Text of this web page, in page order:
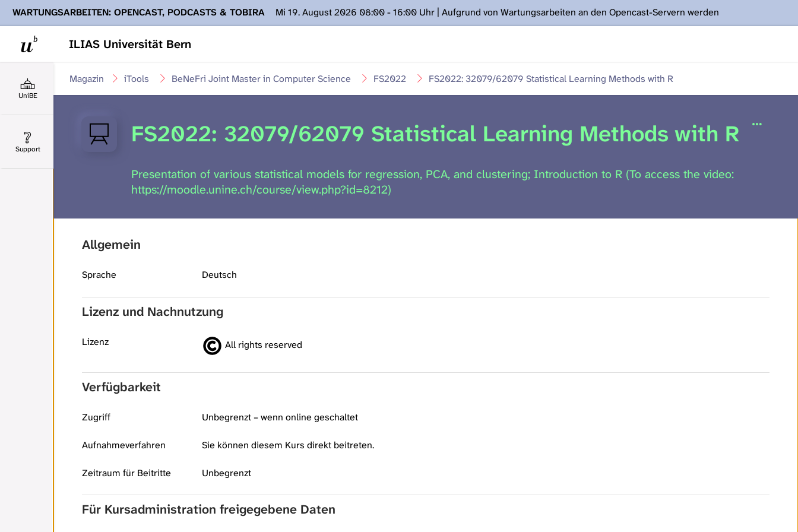
ILIAS Universität Bern
WARTUNGSARBEITEN: OPENCAST, PODCASTS & TOBIRA
Mi 19. August 2026 08:00 - 16:00 Uhr | Aufgrund von Wartungsarbeiten an den Opencast-Servern werden
Ihnen Podcasts, Opencast-Videos und Tobira nicht zur Verfügung stehen. Kontakt: www.podcast.unibe.ch
UniBE
Support
FS2022: 32079/62079 Statistical Learning Methods with R
FS2022
BeNeFri Joint Master in Computer Science
iTools
Magazin
FS2022: 32079/62079 Statistical Learning Methods with R
Presentation of various statistical models for regression, PCA, and clustering; Introduction to R (To access the video:
https://moodle.unine.ch/course/view.php?id=8212)
Allgemein
Sprache Deutsch
Lizenz und Nachnutzung
Lizenz All rights reserved
Verfügbarkeit
Zugriff Unbegrenzt – wenn online geschaltet
Aufnahmeverfahren Sie können diesem Kurs direkt beitreten.
Zeitraum für Beitritte Unbegrenzt
Für Kursadministration freigegebene Daten